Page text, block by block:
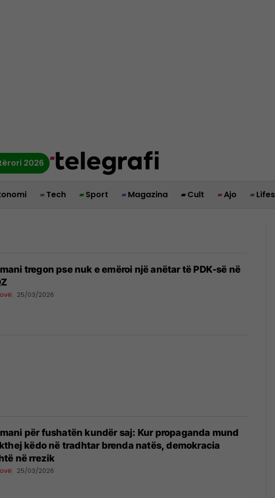
2026
Tech Sport Magazina Cult Ajo
tregon pse nuk e emëroi një anëtar të PDK-së në
25/03/2026
për fushatën kundër saj: Kur propaganda mund
këdo në tradhtar brenda natës, demokracia
në rrezik
25/03/2026